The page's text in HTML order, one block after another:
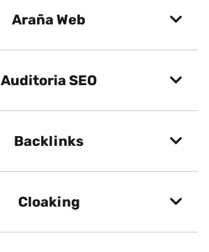
Araña Web
Auditoria SEO
Backlinks
Cloaking